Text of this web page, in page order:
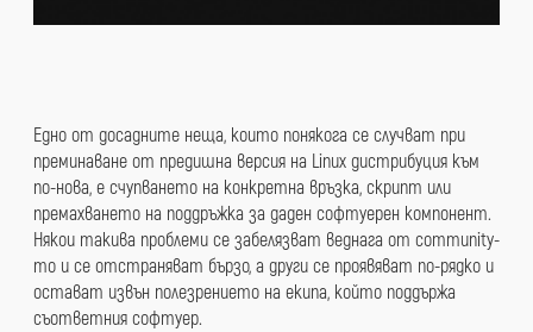
Едно от досадните неща, които понякога се случват при
преминаване от предишна версия на Linux дистрибуция към
по-нова, е счупването на конкретна връзка, скрипт или
премахването на поддръжка за даден софтуерен компонент.
Някои такива проблеми се забелязват веднага от community-
то и се отстраняват бързо, а други се проявяват по-рядко и
остават извън полезрението на екипа, който поддържа
съответния софтуер.